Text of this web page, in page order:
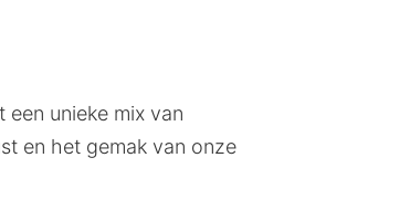
unieke mix van
en het gemak van onze